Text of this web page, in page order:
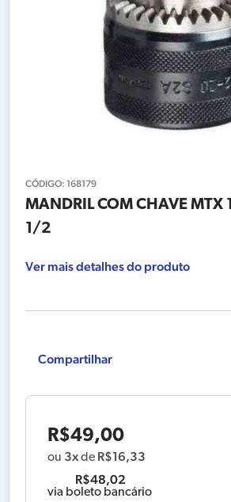
CÓDIGO: 168179
MANDRIL COM CHAVE
1/2
Ver mais detalhes do produto
Compartilhar
R$49,00
ou 3xde R$16,33
R$48,02
via boleto bancário